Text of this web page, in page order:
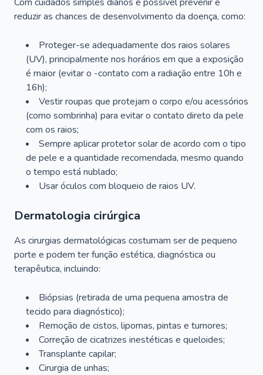
reduzir as chances de desenvolvimento da doença, como:
Proteger-se adequadamente dos raios solares
(UV), principalmente nos horários em que a exposição
é maior (evitar o -contato com a radiação entre 10h e
16h);
Vestir roupas que protejam o corpo e/ou acessórios
(como sombrinha) para evitar o contato direto da pele
com os raios;
Sempre aplicar protetor solar de acordo com o tipo
de pele e a quantidade recomendada, mesmo quando
o tempo está nublado;
Usar óculos com bloqueio de raios UV.
Dermatologia cirúrgica
As cirurgias dermatológicas costumam ser de pequeno
porte e podem ter função estética, diagnóstica ou
terapêutica, incluindo:
Biópsias (retirada de uma pequena amostra de
tecido para diagnóstico);
Remoção de cistos, lipomas, pintas e tumores;
Correção de cicatrizes inestéticas e queloides;
Transplante capilar;
Cirurgia de unhas;